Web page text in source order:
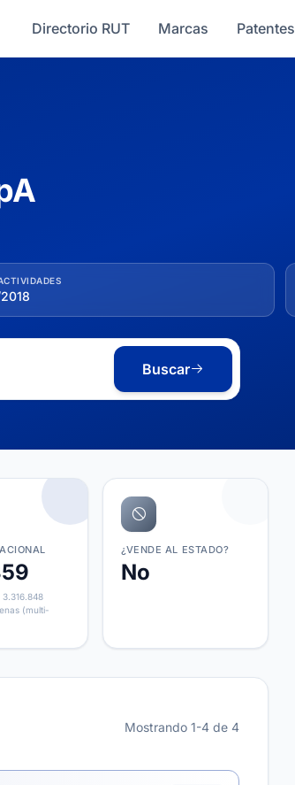
Directorio RUT Marcas Patentes
Buscar
3.316.848
(multi-
¿VENDE AL ESTADO?
No
Mostrando 1-4 de 4